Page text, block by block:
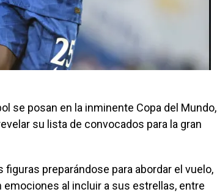
se posan en la inminente Copa del Mundo,
su lista de convocados para la gran
preparándose para abordar el vuelo,
al incluir a sus estrellas, entre